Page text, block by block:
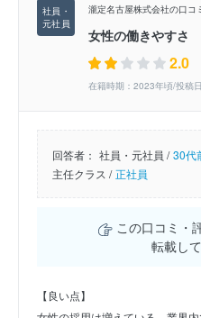
瀧定名古屋株式会社の口コ
女性の働きやすさ
2.0
在籍時期：2023年頃/投稿
回答者： 社員・元社員 / 30代
主任クラス / 正社員
この口コミ・
転載し
【良い点】